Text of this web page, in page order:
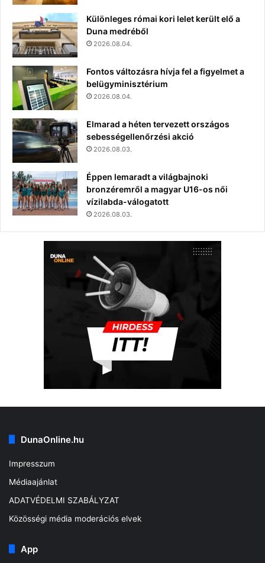
Különleges római kori lelet került elő a
Duna medréből
2026.08.04.
Fontos változásra hívja fel a figyelmet a
belügyminisztérium
2026.08.04.
Elmarad a héten tervezett országos
sebességellenőrzési akció
2026.08.03.
Éppen lemaradt a világbajnoki
bronzéremről a magyar U16-os női
vízilabda-válogatott
2026.08.03.
DunaOnline.hu
Impresszum
Médiaajánlat
ADATVÉDELMI SZABÁLYZAT
Közösségi média moderációs elvek
App